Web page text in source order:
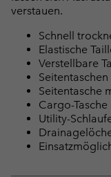
verstauen.
Schnell
Elastische
Verstellbare
Seitentaschen
Seitentasche
Cargo-
Utility-